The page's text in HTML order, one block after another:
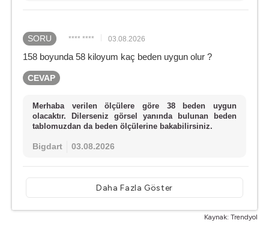
SORU **** **** 03.08.2026
158 boyunda 58 kiloyum kaç beden uygun olur ?
CEVAP
Merhaba verilen ölçülere göre 38 beden uygun
olacaktır. Dilerseniz görsel yanında bulunan beden
tablomuzdan da beden ölçülerine bakabilirsiniz.
Bigdart 03.08.2026
Daha Fazla Göster
Kaynak: Trendyol